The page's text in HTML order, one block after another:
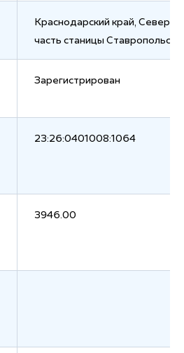
Краснодарский край,
часть станицы
Зарегистрирован
23:26:0401008:1064
3946.00